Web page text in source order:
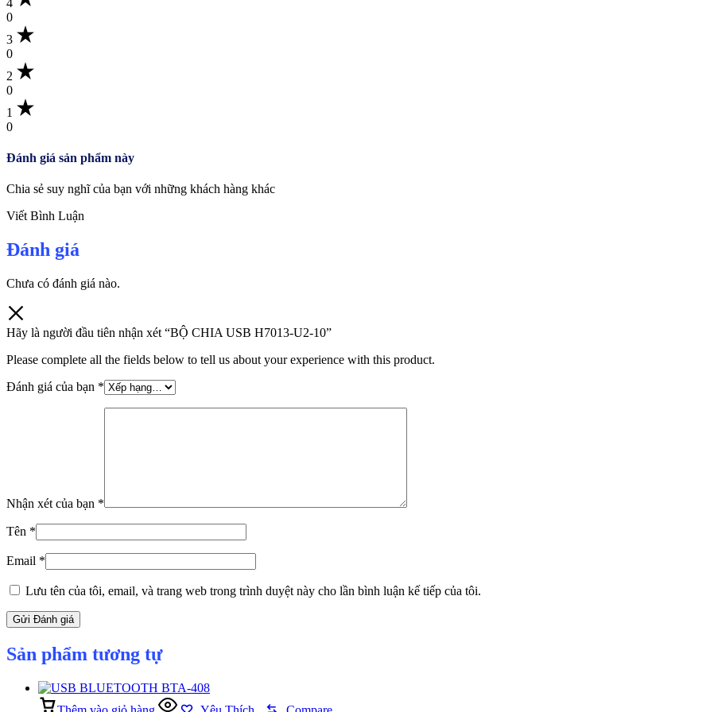
0
3
0
2
0
1
0
Đánh giá sản phẩm này
Chia sẻ suy nghĩ của bạn với những khách hàng khác
Viết Bình Luận
Đánh giá
Chưa có đánh giá nào.
Hãy là người đầu tiên nhận xét “BỘ CHIA USB H7013-U2-10”
Please complete all the fields below to tell us about your experience with this product.
Đánh giá của bạn *
Nhận xét của bạn *
Tên *
Email *
Lưu tên của tôi, email, và trang web trong trình duyệt này cho lần bình luận kế tiếp của tôi.
Sản phẩm tương tự